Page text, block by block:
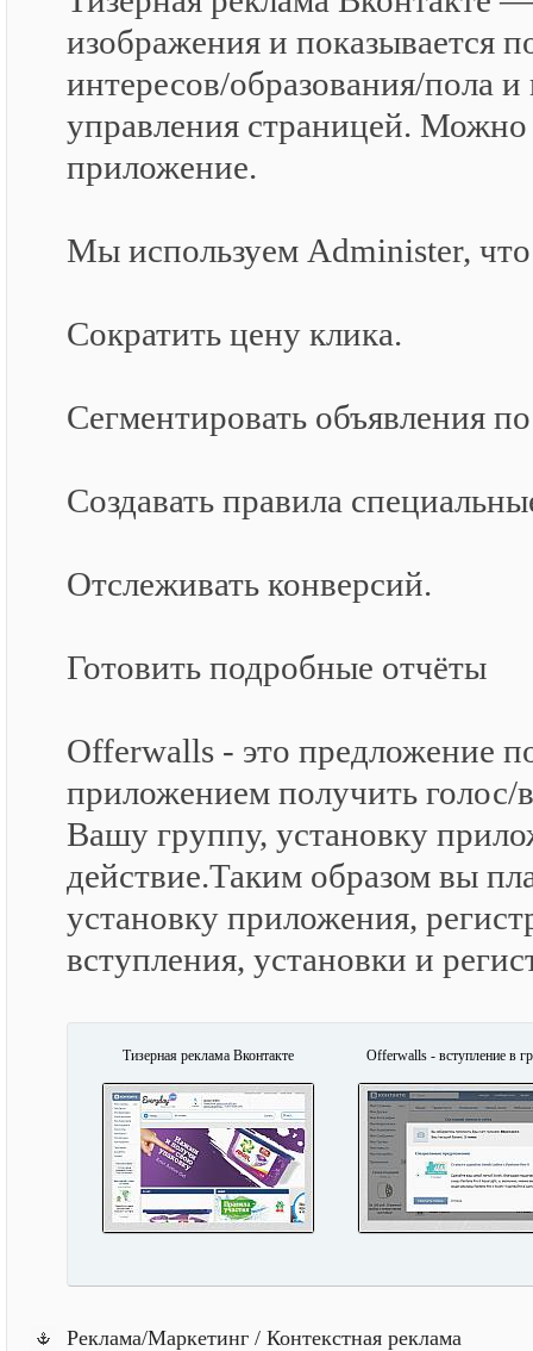
изображения и показывается
интересов/образования/пола
управления страницей. Можно
приложение.
Мы используем Administer, что
Сократить цену клика.
Сегментировать объявления
Создавать правила
Отслеживать конверсий.
Готовить подробные отчёты
Offerwalls - это предложение
приложением получить голос/
Вашу группу, установку
действие.Таким образом вы
установку приложения,
вступления, установки и
Тизерная реклама Вконтакте Offerwalls - вступление в
Реклама/Маркетинг / Контекстная реклама